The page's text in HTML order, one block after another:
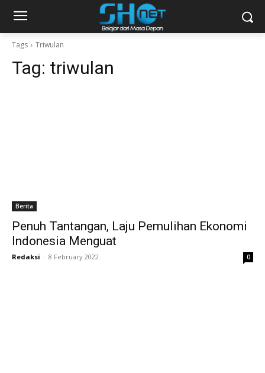
Tags Triwulan
Tag: triwulan
Berita
Penuh Tantangan, Laju Pemulihan Ekonomi
Indonesia Menguat
Redaksi - 8 February 2022 0